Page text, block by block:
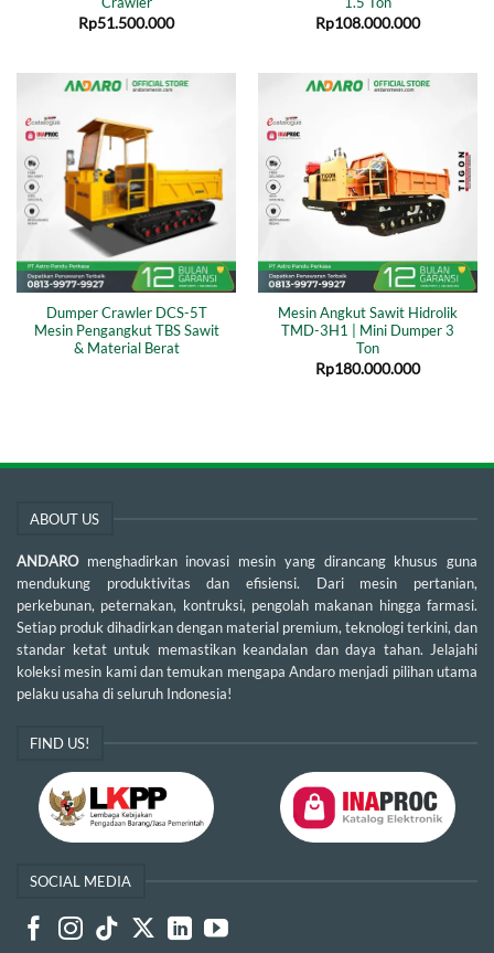
Rp51.500.000 Rp108.000.000
Dumper Crawler DCS-5T
Mesin Pengangkut TBS Sawit
& Material Berat
Mesin Angkut Sawit Hidrolik
TMD-3H1 | Mini Dumper 3
Ton
Rp180.000.000
ABOUT US
ANDARO menghadirkan inovasi mesin yang dirancang khusus guna
mendukung produktivitas dan efisiensi. Dari mesin pertanian,
perkebunan, peternakan, kontruksi, pengolah makanan hingga farmasi.
Setiap produk dihadirkan dengan material premium, teknologi terkini, dan
standar ketat untuk memastikan keandalan dan daya tahan. Jelajahi
koleksi mesin kami dan temukan mengapa Andaro menjadi pilihan utama
pelaku usaha di seluruh Indonesia!
FIND US!
SOCIAL MEDIA